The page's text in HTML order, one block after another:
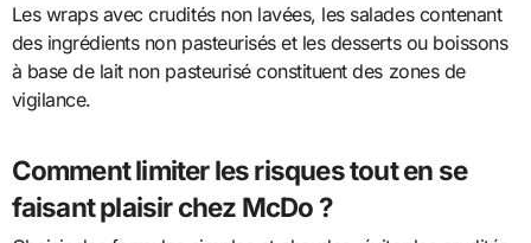
Les wraps avec crudités non lavées, les salades contenant
des ingrédients non pasteurisés et les desserts ou boissons
à base de lait non pasteurisé constituent des zones de
vigilance.
Comment limiter les risques tout en se
faisant plaisir chez McDo ?